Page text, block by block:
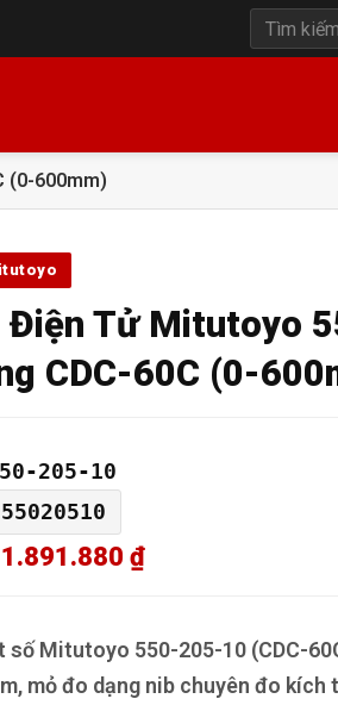
Tìm kiếm
(0-600mm)
Điện Tử Mitutoyo
CDC-60C (0-
205-10
55020510
₫
số Mitutoyo 550-205-10 (CDC-
mỏ đo dạng nib chuyên đo